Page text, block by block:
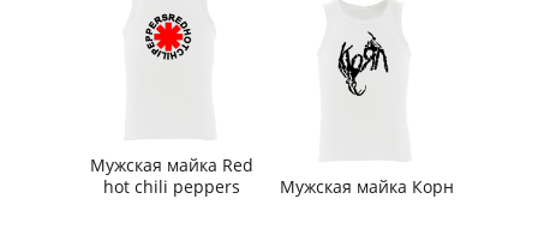
Мужская майка Red
hot chili peppers
Мужская майка Корн